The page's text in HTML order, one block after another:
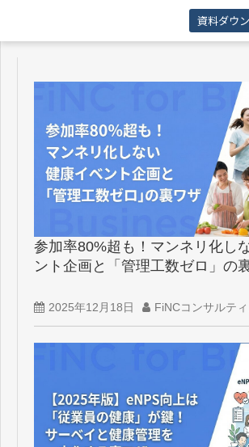
資料ダウ
お役立ち記事
お役立ち資料
セミナー
参加率80%超も！マンネリ化し
ント企画と「管理工数ゼロ」の
2025年12月18日 FiNCコンサルテ